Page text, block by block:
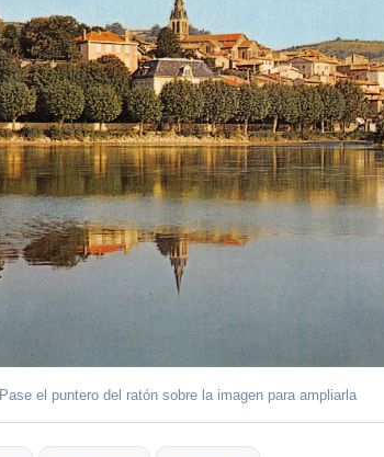
Pase el puntero del ratón sobre la imagen para ampliarla